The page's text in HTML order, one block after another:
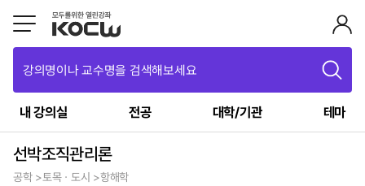
강의명이나 교수명을 검색해보세요
내 강의실 전공 대학/기관 테마
선박조직관리론
공학 >토목ㆍ도시 >항해학